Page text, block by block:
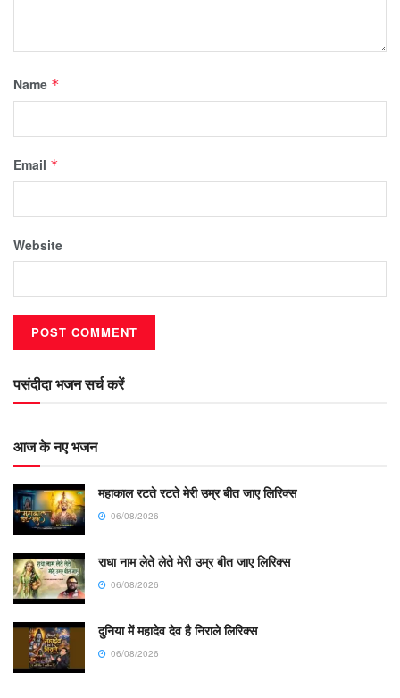
Name *
Email *
Website
पसंदीदा भजन सर्च करें
आज के नए भजन
महाकाल रटते रटते मेरी उम्र बीत जाए लिरिक्स
06/08/2026
राधा नाम लेते लेते मेरी उम्र बीत जाए लिरिक्स
06/08/2026
दुनिया में महादेव देव है निराले लिरिक्स
06/08/2026